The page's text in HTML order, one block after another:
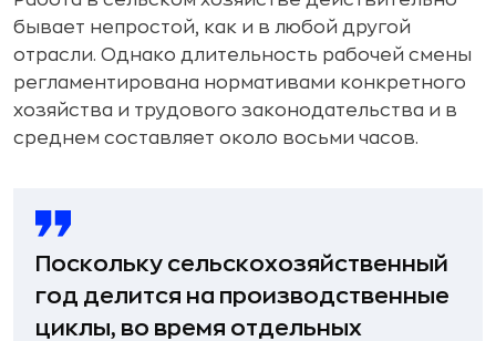
бывает непростой, как и в любой другой
отрасли. Однако длительность рабочей смены
регламентирована нормативами конкретного
хозяйства и трудового законодательства и в
среднем составляет около восьми часов.
Поскольку сельскохозяйственный
год делится на производственные
циклы, во время отдельных